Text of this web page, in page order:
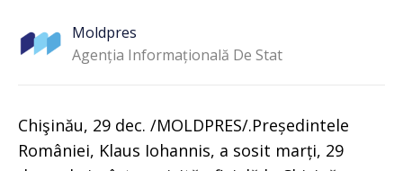
Moldpres
Agenția Informațională De Stat
Chişinău, 29 dec. /MOLDPRES/.Președintele
României, Klaus Iohannis, a sosit marți, 29